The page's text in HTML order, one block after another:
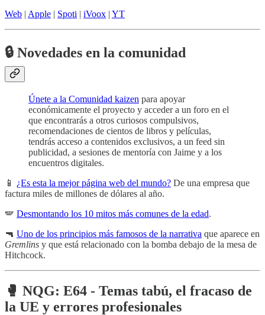
Web | Apple | Spoti | iVoox | YT
🔒 Novedades en la comunidad
Únete a la Comunidad kaizen para apoyar
económicamente el proyecto y acceder a un foro en el
que encontrarás a otros curiosos compulsivos,
recomendaciones de cientos de libros y películas,
tendrás acceso a contenidos exclusivos, a un feed sin
publicidad, a sesiones de mentoría con Jaime y a los
encuentros digitales.
📱 ¿Es esta la mejor página web del mundo? De una empresa que
factura miles de millones de dólares al año.
🪽 Desmontando los 10 mitos más comunes de la edad.
🔫 Uno de los principios más famosos de la narrativa que aparece en
Gremlins y que está relacionado con la bomba debajo de la mesa de
Hitchcock.
🥊 NQG: E64 - Temas tabú, el fracaso de
la UE y errores profesionales